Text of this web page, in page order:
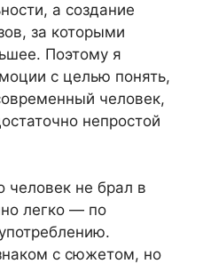
а создание
за которыми
Поэтому я
с целью понять,
человек,
непростой
человек не брал в
легко — по
с сюжетом, но